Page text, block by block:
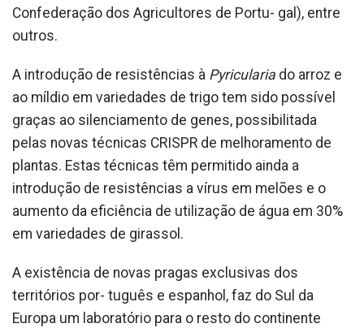
Confederação dos Agricultores de Portu- gal), entre
outros.
A introdução de resistências à Pyricularia do arroz e
ao míldio em variedades de trigo tem sido possível
graças ao silenciamento de genes, possibilitada
pelas novas técnicas CRISPR de melhoramento de
plantas. Estas técnicas têm permitido ainda a
introdução de resistências a vírus em melões e o
aumento da eficiência de utilização de água em 30%
em variedades de girassol.
A existência de novas pragas exclusivas dos
territórios por- tuguês e espanhol, faz do Sul da
Europa um laboratório para o resto do continente